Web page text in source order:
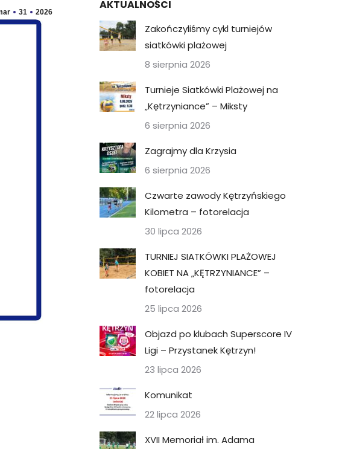
31 2026
AKTUALNOŚCI
Zakończyliśmy cykl turniejów
siatkówki plażowej
8 sierpnia 2026
Turnieje Siatkówki Plażowej na
„Kętrzyniance” – Miksty
6 sierpnia 2026
Zagrajmy dla Krzysia
6 sierpnia 2026
Czwarte zawody Kętrzyńskiego
Kilometra – fotorelacja
30 lipca 2026
TURNIEJ SIATKÓWKI PLAŻOWEJ
KOBIET NA „KĘTRZYNIANCE” –
fotorelacja
25 lipca 2026
Objazd po klubach Superscore IV
Ligi – Przystanek Kętrzyn!
23 lipca 2026
Komunikat
22 lipca 2026
XVII Memoriał im. Adama